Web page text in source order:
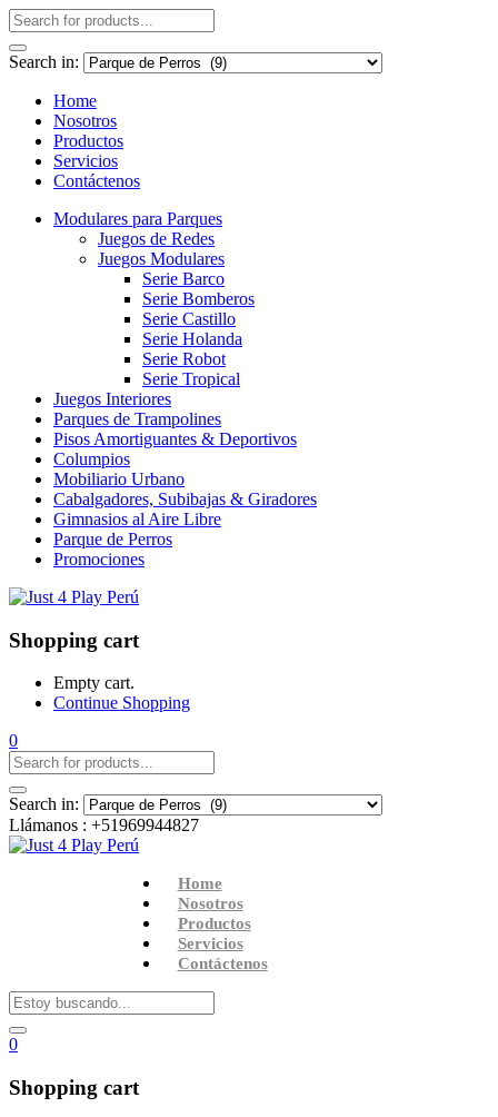
Search in:
Home
Nosotros
Productos
Servicios
Contáctenos
Modulares para Parques
Juegos de Redes
Juegos Modulares
Serie Barco
Serie Bomberos
Serie Castillo
Serie Holanda
Serie Robot
Serie Tropical
Juegos Interiores
Parques de Trampolines
Pisos Amortiguantes & Deportivos
Columpios
Mobiliario Urbano
Cabalgadores, Subibajas & Giradores
Gimnasios al Aire Libre
Parque de Perros
Promociones
Shopping cart
Empty cart.
Continue Shopping
0
Search in:
Llámanos : +51969944827
Home
Nosotros
Productos
Servicios
Contáctenos
0
Shopping cart